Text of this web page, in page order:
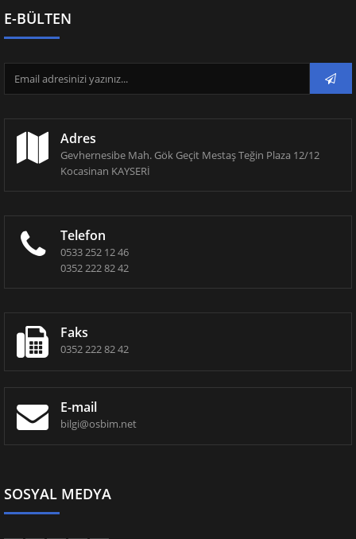
E-BÜLTEN
Adres
Gevhernesibe Mah. Gök Geçit Mestaş Teğin Plaza 12/12
Kocasinan KAYSERİ
Telefon
0533 252 12 46
0352 222 82 42
Faks
0352 222 82 42
E-mail
bilgi@osbim.net
SOSYAL MEDYA